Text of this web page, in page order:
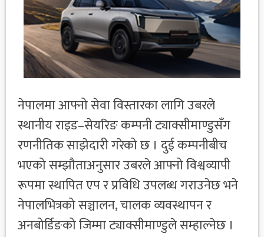
नेपालमा आफ्नो सेवा विस्तारका लागि उबरले
स्थानीय राइड–सेयरिङ कम्पनी ट्याक्सीमाण्डुसँग
रणनीतिक साझेदारी गरेको छ । दुई कम्पनीबीच
भएको सम्झौताअनुसार उबरले आफ्नो विश्वव्यापी
रूपमा स्थापित एप र प्रविधि उपलब्ध गराउनेछ भने
नेपालभित्रको सञ्चालन, चालक व्यवस्थापन र
अनबोर्डिङको जिम्मा ट्याक्सीमाण्डुले सम्हाल्नेछ ।